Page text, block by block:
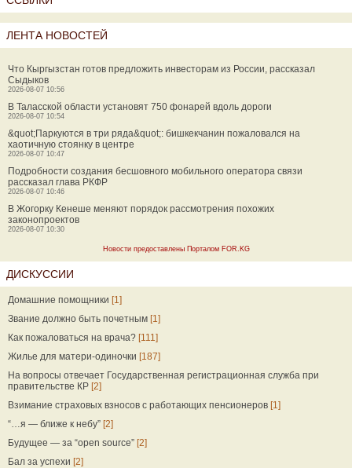
ЛЕНТА НОВОСТЕЙ
Что Кыргызстан готов предложить инвесторам из России, рассказал
Сыдыков
2026-08-07 10:56
В Таласской области установят 750 фонарей вдоль дороги
2026-08-07 10:54
&quot;Паркуются в три ряда&quot;: бишкекчанин пожаловался на
хаотичную стоянку в центре
2026-08-07 10:47
Подробности создания бесшовного мобильного оператора связи
рассказал глава РКФР
2026-08-07 10:46
В Жогорку Кенеше меняют порядок рассмотрения похожих
законопроектов
2026-08-07 10:30
Новости предоставлены Порталом FOR.KG
ДИСКУССИИ
Домашние помощники [1]
Звание должно быть почетным [1]
Как пожаловаться на врача? [111]
Жилье для матери-одиночки [187]
На вопросы отвечает Государственная регистрационная служба при
правительстве КР [2]
Взимание страховых взносов с работающих пенсионеров [1]
“…я — ближе к небу” [2]
Будущее — за “open source” [2]
Бал за успехи [2]